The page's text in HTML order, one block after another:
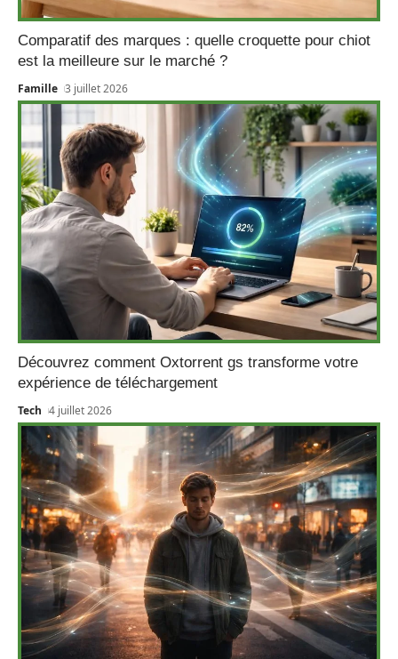
Comparatif des marques : quelle croquette pour chiot
est la meilleure sur le marché ?
Famille 3 juillet 2026
Découvrez comment Oxtorrent gs transforme votre
expérience de téléchargement
Tech 4 juillet 2026